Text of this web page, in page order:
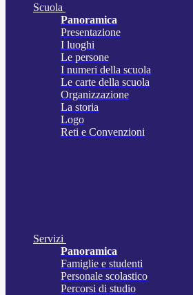
Scuola
Panoramica
Presentazione
I luoghi
Le persone
I numeri della scuola
Le carte della scuola
Organizzazione
La storia
Logo
Reti e Convenzioni
Servizi
Panoramica
Famiglie e studenti
Personale scolastico
Percorsi di studio